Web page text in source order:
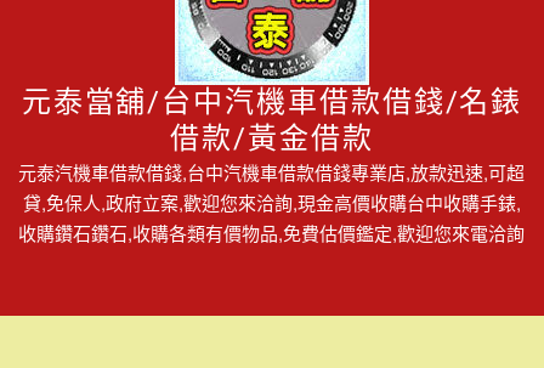
元泰當舖/台中汽機車借款借錢/名錶
借款/黃金借款
元泰汽機車借款借錢,台中汽機車借款借錢專業店,放款迅速,可超
貸,免保人,政府立案,歡迎您來洽詢,現金高價收購台中收購手錶,
收購鑽石鑽石,收購各類有價物品,免費估價鑑定,歡迎您來電洽詢